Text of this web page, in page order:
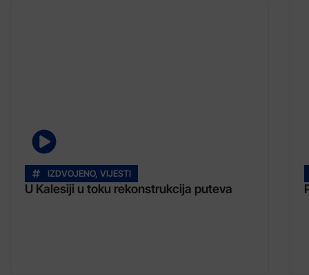
IZDVOJENO, VIJESTI
U Kalesiji u toku rekonstrukcija puteva